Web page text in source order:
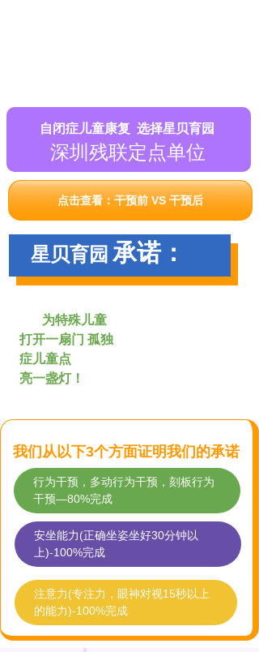
点击查看：干预前 VS 干预后
自闭症儿童康复 选择星贝育园
深圳残联定点单位
为特殊儿童
打开一扇门 孤独
症儿童点
亮一盏灯！
星贝育园 承诺：
注意力(专注力，眼神对视15秒以上
的能力)-100%完成
我们从以下3个方面证明我们的承诺
行为干预，多动行为干预，刻板行为
干预—80%完成
安坐能力(正确坐姿坐好30分钟以
上)-100%完成